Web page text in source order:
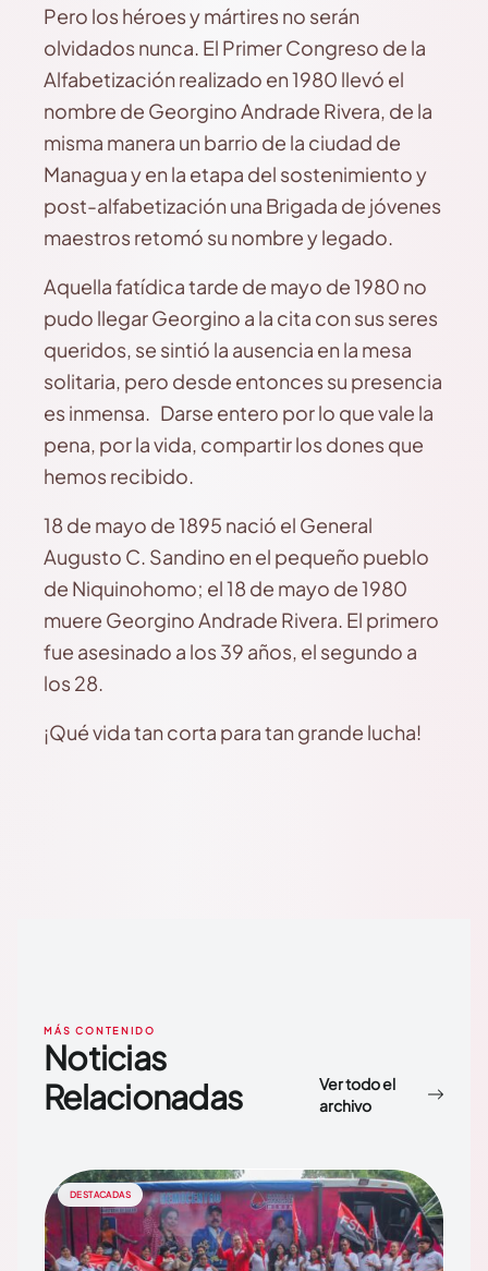
Pero los héroes y mártires no serán
olvidados nunca. El Primer Congreso de la
Alfabetización realizado en 1980 llevó el
nombre de Georgino Andrade Rivera, de la
misma manera un barrio de la ciudad de
Managua y en la etapa del sostenimiento y
post-alfabetización una Brigada de jóvenes
maestros retomó su nombre y legado.
Aquella fatídica tarde de mayo de 1980 no
pudo llegar Georgino a la cita con sus seres
queridos, se sintió la ausencia en la mesa
solitaria, pero desde entonces su presencia
es inmensa. Darse entero por lo que vale la
pena, por la vida, compartir los dones que
hemos recibido.
18 de mayo de 1895 nació el General
Augusto C. Sandino en el pequeño pueblo
de Niquinohomo; el 18 de mayo de 1980
muere Georgino Andrade Rivera. El primero
fue asesinado a los 39 años, el segundo a
los 28.
¡Qué vida tan corta para tan grande lucha!
MÁS CONTENIDO
Noticias
Relacionadas
Ver todo el
archivo
DESTACADAS